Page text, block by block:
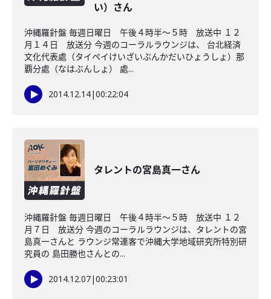
い）さん
沖縄羅針盤 毎週日曜日 午後４時半～５時 放送中 １２
月１４日 放送分 今週のコーラルラウンジは、 台北経済
文化代表處（タイペイけいざいぶんかだいひょうしょ）那
覇分處（なはぶんしょ） 處...
2014.12.14|00:22:04
タレントの宮島真一さん
沖縄羅針盤 毎週日曜日 午後４時半～５時 放送中 １２
月７日 放送分 今週のコーラルラウンジは、タレントの宮
島真一さんと ラウンジ常連客で沖縄大学地域研究所特別研
究員の 島田勝也さんとの...
2014.12.07|00:23:01